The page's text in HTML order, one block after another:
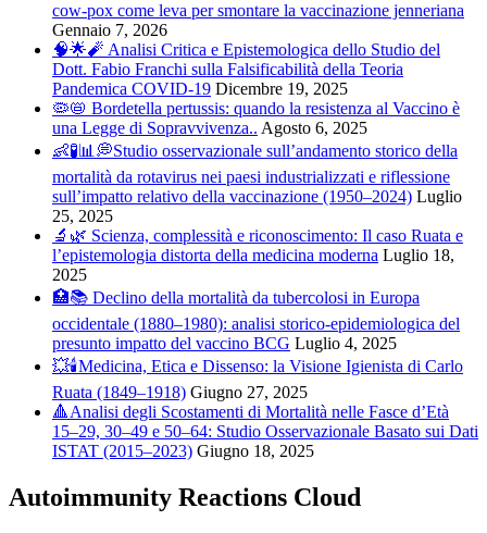
cow-pox come leva per smontare la vaccinazione jenneriana
Gennaio 7, 2026
🧠🌟🧨 Analisi Critica e Epistemologica dello Studio del
Dott. Fabio Franchi sulla Falsificabilità della Teoria
Pandemica COVID-19 Dicembre 19, 2025
🦠📛 Bordetella pertussis: quando la resistenza al Vaccino è
una Legge di Sopravvivenza.. Agosto 6, 2025
👶🧪📊💭Studio osservazionale sull’andamento storico della
mortalità da rotavirus nei paesi industrializzati e riflessione
sull’impatto relativo della vaccinazione (1950–2024) Luglio
25, 2025
🔬🌿 Scienza, complessità e riconoscimento: Il caso Ruata e
l’epistemologia distorta della medicina moderna Luglio 18,
2025
🏥📚 Declino della mortalità da tubercolosi in Europa
occidentale (1880–1980): analisi storico-epidemiologica del
presunto impatto del vaccino BCG Luglio 4, 2025
💥🕯️Medicina, Etica e Dissenso: la Visione Igienista di Carlo
Ruata (1849–1918) Giugno 27, 2025
🔺Analisi degli Scostamenti di Mortalità nelle Fasce d’Età
15–29, 30–49 e 50–64: Studio Osservazionale Basato sui Dati
ISTAT (2015–2023) Giugno 18, 2025
Autoimmunity Reactions Cloud